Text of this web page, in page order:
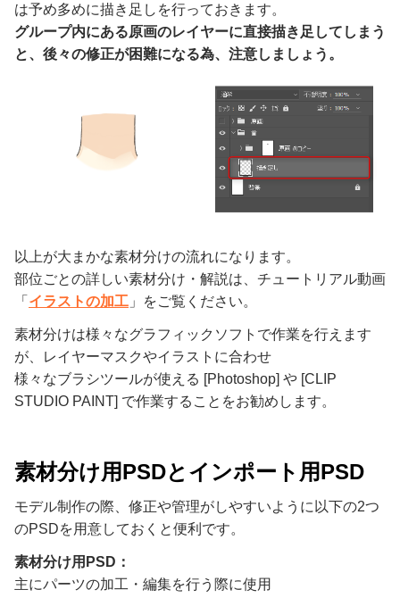
は予め多めに描き足しを行っておきます。
グループ内にある原画のレイヤーに直接描き足してしまう
と、後々の修正が困難になる為、注意しましょう。
以上が大まかな素材分けの流れになります。
部位ごとの詳しい素材分け・解説は、チュートリアル動画
「 イラストの加工 」をご覧ください。
素材分けは様々なグラフィックソフトで作業を行えます
が、レイヤーマスクやイラストに合わせ
様々なブラシツールが使える [Photoshop] や [CLIP
STUDIO PAINT] で作業することをお勧めします。
素材分け用PSDとインポート用PSD
モデル制作の際、修正や管理がしやすいように以下の2つ
のPSDを用意しておくと便利です。
素材分け用PSD：
主にパーツの加工・編集を行う際に使用